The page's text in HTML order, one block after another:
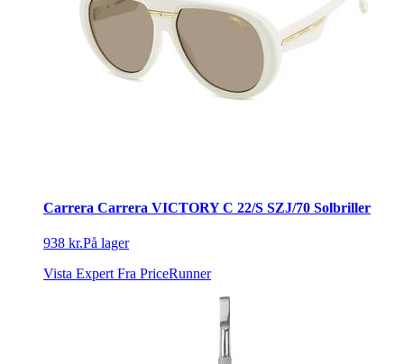
Carrera Carrera VICTORY C 22/S SZJ/70 Solbriller
938 kr.På lager
Vista Expert Fra PriceRunner